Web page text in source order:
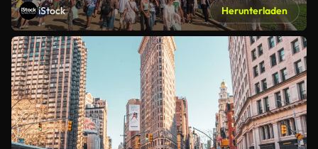
iStock Herunterladen